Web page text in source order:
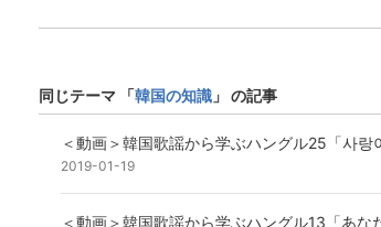
同じテーマ 「韓国の知識 」 の記事
＜動画＞韓国歌謡から学ぶハングル25「사랑
2019-01-19
＜動画＞韓国歌謡から学ぶハングル13「あな